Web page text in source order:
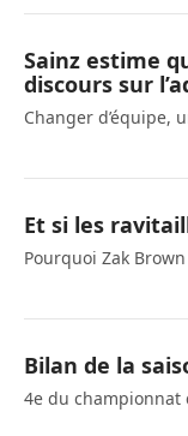
Sainz estime
discours sur
Changer d’équipe,
Et si les
Pourquoi Zak
Bilan de la
4e du championnat